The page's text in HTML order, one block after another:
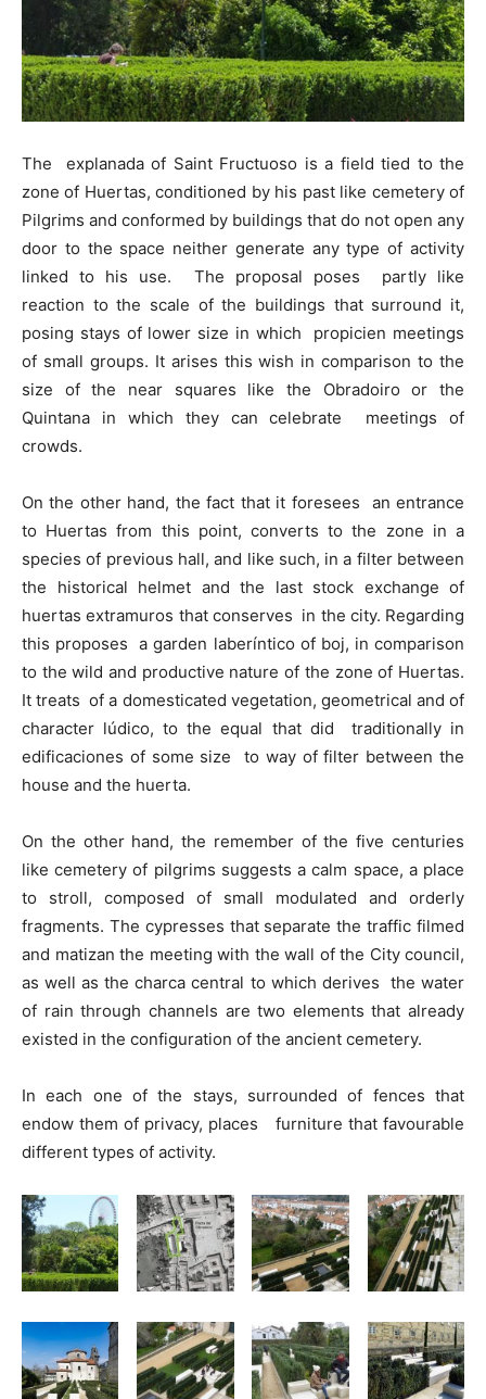
The explanada of Saint Fructuoso is a field tied to the
zone of Huertas, conditioned by his past like cemetery of
Pilgrims and conformed by buildings that do not open any
door to the space neither generate any type of activity
linked to his use. The proposal poses partly like
reaction to the scale of the buildings that surround it,
posing stays of lower size in which propicien meetings
of small groups. It arises this wish in comparison to the
size of the near squares like the Obradoiro or the
Quintana in which they can celebrate meetings of
crowds.
On the other hand, the fact that it foresees an entrance
to Huertas from this point, converts to the zone in a
species of previous hall, and like such, in a filter between
the historical helmet and the last stock exchange of
huertas extramuros that conserves in the city. Regarding
this proposes a garden laberíntico of boj, in comparison
to the wild and productive nature of the zone of Huertas.
It treats of a domesticated vegetation, geometrical and of
character lúdico, to the equal that did traditionally in
edificaciones of some size to way of filter between the
house and the huerta.
On the other hand, the remember of the five centuries
like cemetery of pilgrims suggests a calm space, a place
to stroll, composed of small modulated and orderly
fragments. The cypresses that separate the traffic filmed
and matizan the meeting with the wall of the City council,
as well as the charca central to which derives the water
of rain through channels are two elements that already
existed in the configuration of the ancient cemetery.
In each one of the stays, surrounded of fences that
endow them of privacy, places furniture that favourable
different types of activity.